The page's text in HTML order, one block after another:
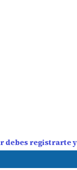
debes registrarte